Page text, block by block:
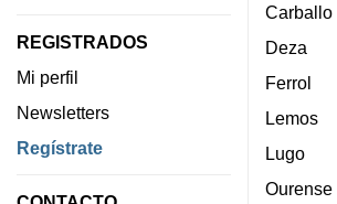
REGISTRADOS
Mi perfil
Newsletters
Regístrate
Carballo
Deza
Ferrol
Lemos
Lugo
Ourense